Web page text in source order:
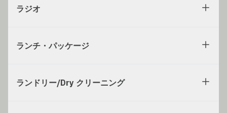
ラジオ
ランチ・パッケージ
ランドリー/Dry クリーニング